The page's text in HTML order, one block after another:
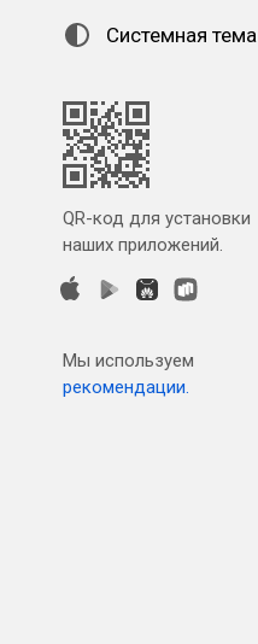
Системная тема
QR-код для установки
наших приложений.
Мы используем
рекомендации.